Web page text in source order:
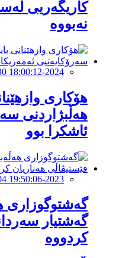
کاریگەریی
نەبووە
2024-Jun-30 18:00:12
هۆکارى
هەڵبژاردنى
ئاشکرا بوو
2023-Nov-04 19:50:06
گەشتیار
کردووە